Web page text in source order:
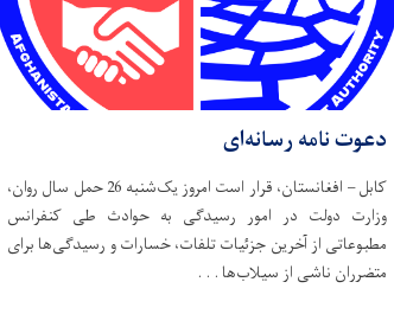
دعوت نامه رسانه‌ای
کابل – افغانستان، قرار است امروز یک‌شنبه 26 حمل سال روان،
وزارت دولت در امور رسیدگی به حوادث طی کنفرانس
مطبوعاتی از آخرین جزئیات تلفات، خسارات و رسیدگی‌ها برای
متضرران ناشی از سیلاب‌ها . . .